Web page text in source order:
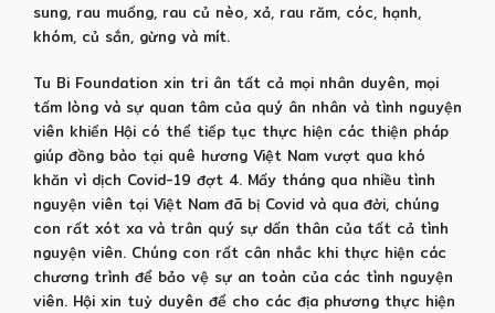
sung, rau muống, rau củ nèo, xả, rau răm, cóc, hạnh,
khóm, củ sắn, gừng và mít.
Tu Bi Foundation xin tri ân tất cả mọi nhân duyên, mọi
tấm lòng và sự quan tâm của quý ân nhân và tình nguyện
viên khiến Hội có thể tiếp tục thực hiện các thiện pháp
giúp đồng bào tại quê hương Việt Nam vượt qua khó
khăn vì dịch Covid-19 đợt 4. Mấy tháng qua nhiều tình
nguyện viên tại Việt Nam đã bị Covid và qua đời, chúng
con rất xót xa và trân quý sự dấn thân của tất cả tình
nguyện viên. Chúng con rất cân nhắc khi thực hiện các
chương trình để bảo vệ sự an toàn của các tình nguyện
viên. Hội xin tuỳ duyên để cho các địa phương thực hiện